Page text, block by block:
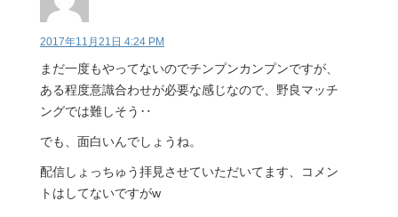
2017年11月21日 4:24 PM
まだ一度もやってないのでチンプンカンプンですが、
ある程度意識合わせが必要な感じなので、野良マッチ
ングでは難しそう‥
でも、面白いんでしょうね。
配信しょっちゅう拝見させていただいてます、コメン
トはしてないですがw